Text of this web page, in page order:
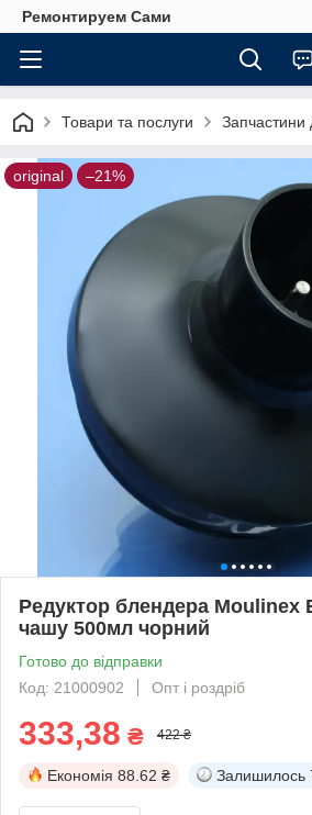
Ремонтируем Сами
Товари та послуги Запчастини
original –21%
Редуктор блендера Moulinex
чашу 500мл чорний
Готово до відправки
Код: 21000902
Опт і роздріб
333,38 ₴ 422 ₴
Економія 88.62 ₴ Залишилось